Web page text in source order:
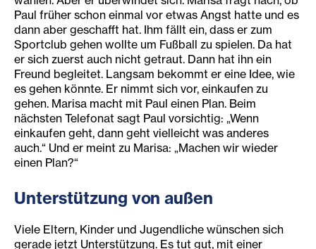
Paul früher schon einmal vor etwas Angst hatte und es
dann aber geschafft hat. Ihm fällt ein, dass er zum
Sportclub gehen wollte um Fußball zu spielen. Da hat
er sich zuerst auch nicht getraut. Dann hat ihn ein
Freund begleitet. Langsam bekommt er eine Idee, wie
es gehen könnte. Er nimmt sich vor, einkaufen zu
gehen. Marisa macht mit Paul einen Plan. Beim
nächsten Telefonat sagt Paul vorsichtig: „Wenn
einkaufen geht, dann geht vielleicht was anderes
auch.“ Und er meint zu Marisa: „Machen wir wieder
einen Plan?“
Unterstützung von außen
Viele Eltern, Kinder und Jugendliche wünschen sich
gerade jetzt Unterstützung. Es tut gut, mit einer